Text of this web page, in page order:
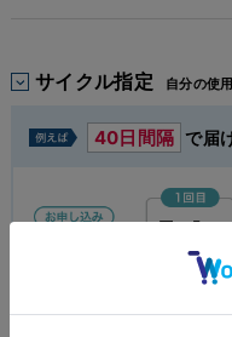
サイクル指定 自分の使
40日間隔 で届